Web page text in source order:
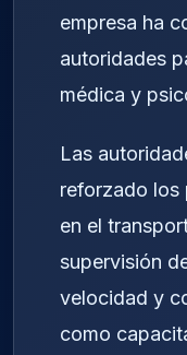
empresa ha
autoridades
médica y
Las
reforzado los
en el
supervisión
velocidad y
como